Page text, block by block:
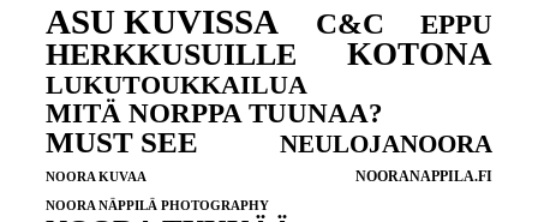
ASU KUVISSA C&C EPPU
HERKKUSUILLE KOTONA
LUKUTOUKKAILUA
MITÄ NORPPA TUUNAA?
MUST SEE NEULOJANOORA
NOORA KUVAA NOORANAPPILA.FI
NOORA NÄPPILÄ PHOTOGRAPHY